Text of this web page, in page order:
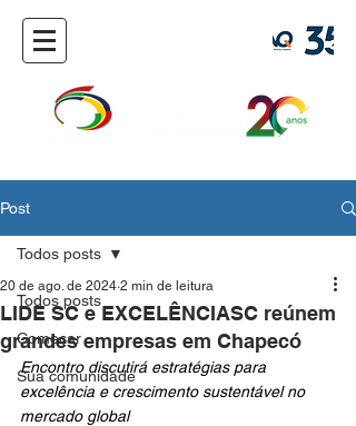
Post
Todos posts
Começar
Sua comunidade
Todos posts
LIDE SC e EXCELÊNCIASC reúnem
grandes empresas em Chapecó
20 de ago. de 2024 2 min de leitura
Encontro discutirá estratégias para
excelência e crescimento sustentável no
mercado global